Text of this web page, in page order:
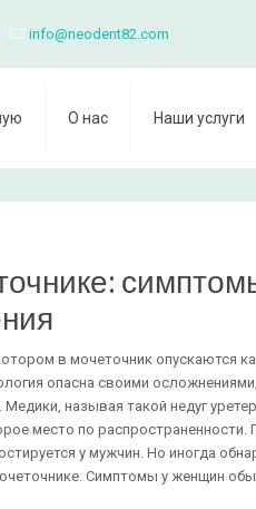
info@neodent82.com
О нас Наши услуги
в мочеточник опускаются
опасна своими
называя такой недуг
место по
у мужчин. Но иногда
Симптомы у женщин